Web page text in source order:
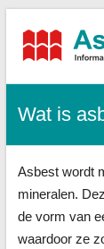
Asbest-
Alle
sanering
+
Wat is
Asbest wordt
mineralen.
de vorm van
waardoor ze